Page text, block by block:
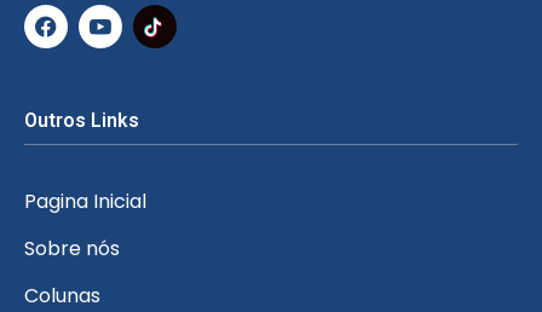
Outros Links
Pagina Inicial
Sobre nós
Colunas